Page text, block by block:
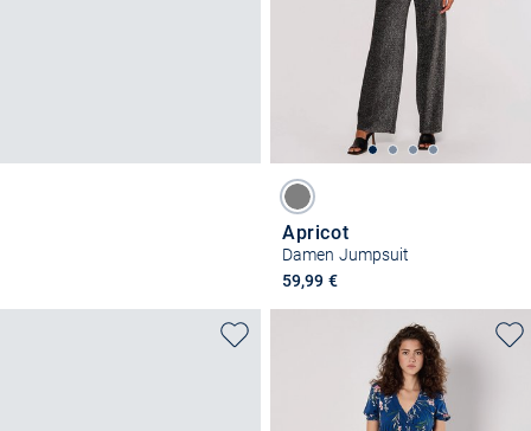
Apricot
Damen Jumpsuit
59,99 €